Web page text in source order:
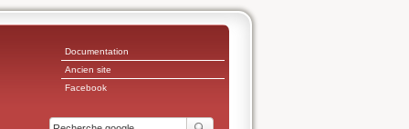
Documentation
Ancien site
Facebook